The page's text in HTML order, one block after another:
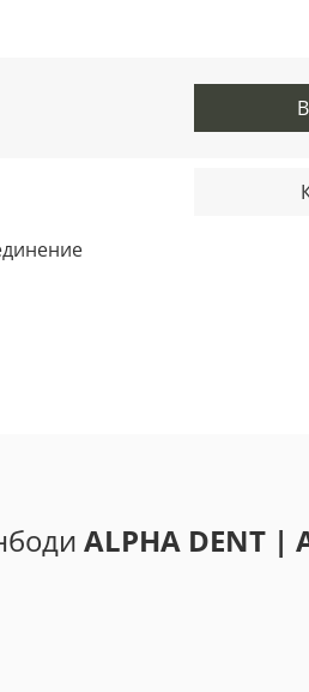
ALPHA DENT